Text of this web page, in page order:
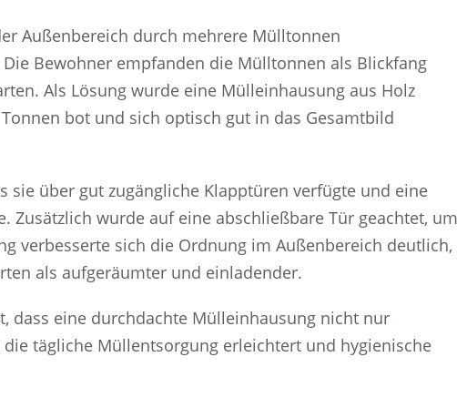
Außenbereich durch mehrere Mülltonnen
Bewohner empfanden die Mülltonnen als Blickfang
Als Lösung wurde eine Mülleinhausung aus Holz
bot und sich optisch gut in das Gesamtbild
sie über gut zugängliche Klapptüren verfügte und eine
Zusätzlich wurde auf eine abschließbare Tür geachtet, um
verbesserte sich die Ordnung im Außenbereich deutlich,
als aufgeräumter und einladender.
dass eine durchdachte Mülleinhausung nicht nur
tägliche Müllentsorgung erleichtert und hygienische